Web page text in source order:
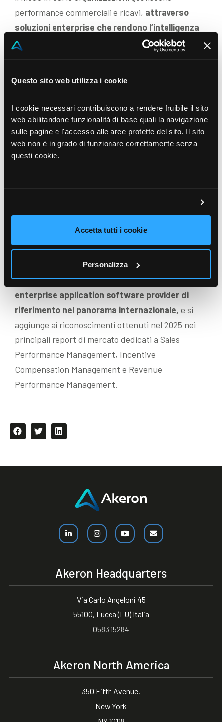
Questo sito web utilizza i cookie
I cookie necessari contribuiscono a rendere fruibile il sito
web abilitandone funzionalità di base quali la navigazione
sulle pagine e l'accesso alle aree protette del sito. Il sito
web non è in grado di funzionare correttamente senza
questi cookie.
Accetta tutti i cookie
Personalizza
performance commerciali e ricavi, attraverso
soluzioni enterprise che rendono l’intelligenza
artificiale concreta, governabile e integrata nei
e decisionale con maggiore controllo, velocità e
Il riconoscimento di ISG si inserisce in un percorso
di innovazione continuo che vede Akeron investire
in tecnologie avanzate e collaborazioni strategiche
con istituzioni accademiche e centri di ricerca di
controllo e performance management, in un
contesto sempre più data-driven e interconnesso.
Questo premio rafforza ulteriormente il
posizionamento diAkeron come global
enterprise application software provider di
riferimento nel panorama internazionale, e si
aggiunge ai riconoscimenti ottenuti nel 2025 nei
principali report di mercato dedicati a Sales
Performance Management, Incentive
Compensation Management e Revenue
Performance Management.
Akeron Headquarters
Via Carlo Angeloni 45
55100, Lucca (LU) Italia
0583 15284
Akeron North America
350 Fifth Avenue,
New York